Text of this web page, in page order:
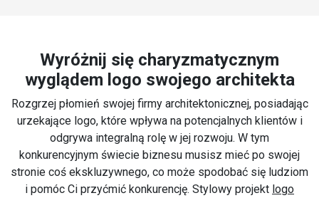
Wyróżnij się charyzmatycznym
wyglądem logo swojego architekta
Rozgrzej płomień swojej firmy architektonicznej, posiadając
urzekające logo, które wpływa na potencjalnych klientów i
odgrywa integralną rolę w jej rozwoju. W tym
konkurencyjnym świecie biznesu musisz mieć po swojej
stronie coś ekskluzywnego, co może spodobać się ludziom
i pomóc Ci przyćmić konkurencję. Stylowy projekt logo